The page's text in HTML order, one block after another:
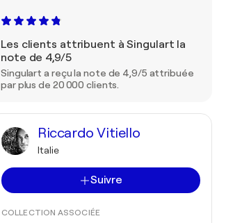
Les clients attribuent à Singulart la
note de 4,9/5
Singulart a reçu la note de 4,9/5 attribuée
par plus de 20 000 clients.
Riccardo Vitiello
Italie
Suivre
COLLECTION ASSOCIÉE